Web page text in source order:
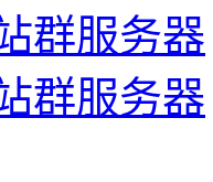
群服务器
群服务器